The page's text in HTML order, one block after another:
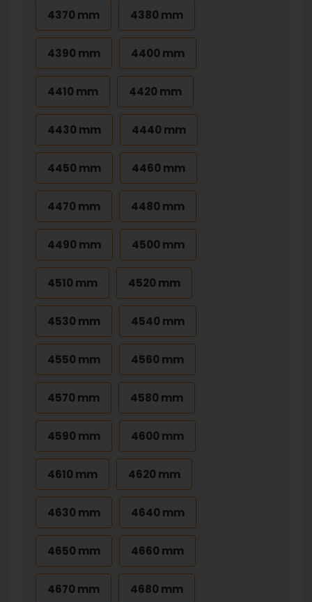
4370 mm 4380 mm
4390 mm 4400 mm
4410 mm 4420 mm
4430 mm 4440 mm
4450 mm 4460 mm
4470 mm 4480 mm
4490 mm 4500 mm
4510 mm 4520 mm
4530 mm 4540 mm
4550 mm 4560 mm
4570 mm 4580 mm
4590 mm 4600 mm
4610 mm 4620 mm
4630 mm 4640 mm
4650 mm 4660 mm
4670 mm 4680 mm